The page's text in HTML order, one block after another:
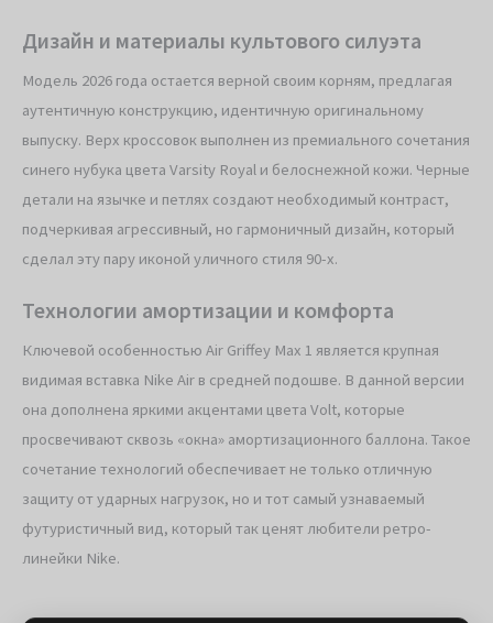
Дизайн и материалы культового силуэта
Модель 2026 года остается верной своим корням, предлагая
аутентичную конструкцию, идентичную оригинальному
выпуску. Верх кроссовок выполнен из премиального сочетания
синего нубука цвета Varsity Royal и белоснежной кожи. Черные
детали на язычке и петлях создают необходимый контраст,
подчеркивая агрессивный, но гармоничный дизайн, который
сделал эту пару иконой уличного стиля 90-х.
Технологии амортизации и комфорта
Ключевой особенностью Air Griffey Max 1 является крупная
видимая вставка Nike Air в средней подошве. В данной версии
она дополнена яркими акцентами цвета Volt, которые
просвечивают сквозь «окна» амортизационного баллона. Такое
сочетание технологий обеспечивает не только отличную
защиту от ударных нагрузок, но и тот самый узнаваемый
футуристичный вид, который так ценят любители ретро-
линейки Nike.